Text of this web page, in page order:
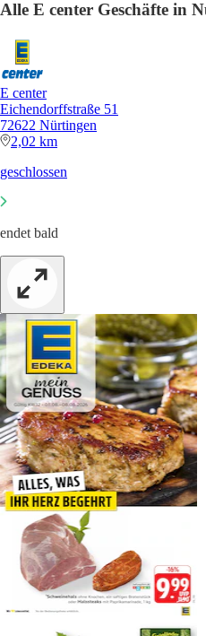
Alle E center Geschäfte in
E center
Eichendorffstraße 51
72622 Nürtingen
2,02 km
geschlossen
endet bald